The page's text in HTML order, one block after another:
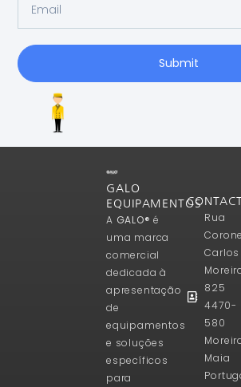
Submit
GALO
EQUIPAMENTOS
A GALO® é
uma marca
comercial
dedicada à
apresentação
de
equipamentos
e soluções
específicos
para
Rua
Carlos
825
4470-
580
Maia